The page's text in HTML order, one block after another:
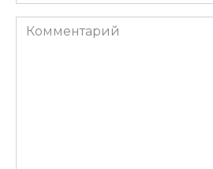
Комментарий